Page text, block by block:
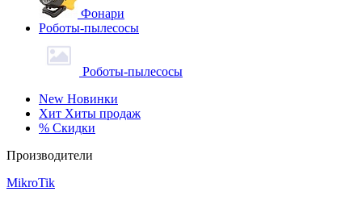
Фонари
Роботы-пылесосы
Роботы-пылесосы
New Новинки
Хит Хиты продаж
% Скидки
Производители
MikroTik